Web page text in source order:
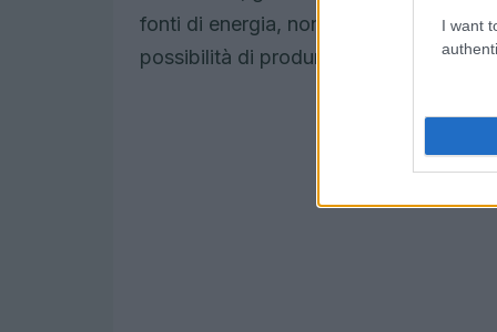
I want
fonti di energia, non solo riduci la
possibilità di produrre energia in